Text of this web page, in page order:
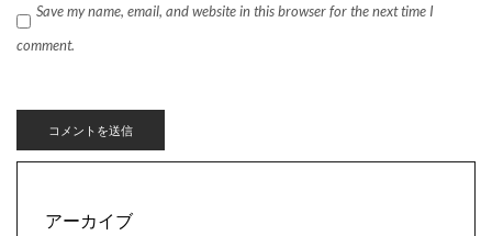
Save my name, email, and website in this browser for the next time I
comment.
アーカイブ